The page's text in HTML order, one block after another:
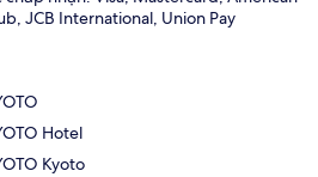
JCB International, Union Pay
Hotel
Kyoto